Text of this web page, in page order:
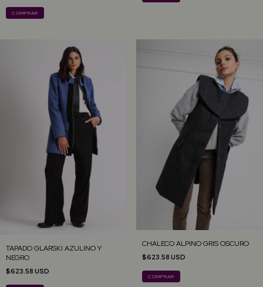
COMPRAR
TAPADO GLARSKI AZULINO Y
NEGRO
$623.58 USD
CHALECO ALPINO GRIS OSCURO
$623.58 USD
COMPRAR